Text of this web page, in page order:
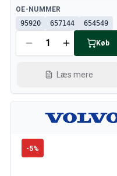
Volvo 850 gearkasse
Volvo 850 Kølesystem
Volvo 850 Motordele
Volvo 850 Elektrisk udstyr
Volvo 850 Styring/ophæng
Volvo 850 Diverse dele
Volvo 940/960 Reservedele
Brændstof & Udstødning
Tilgængelig
OE-NUMMER
95920
657144 654549
Køb
Læs mere
-5%